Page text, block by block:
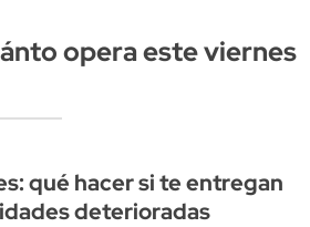
opera este viernes
qué hacer si te entregan
deterioradas